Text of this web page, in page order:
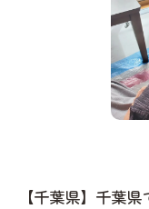
【千葉県】千葉